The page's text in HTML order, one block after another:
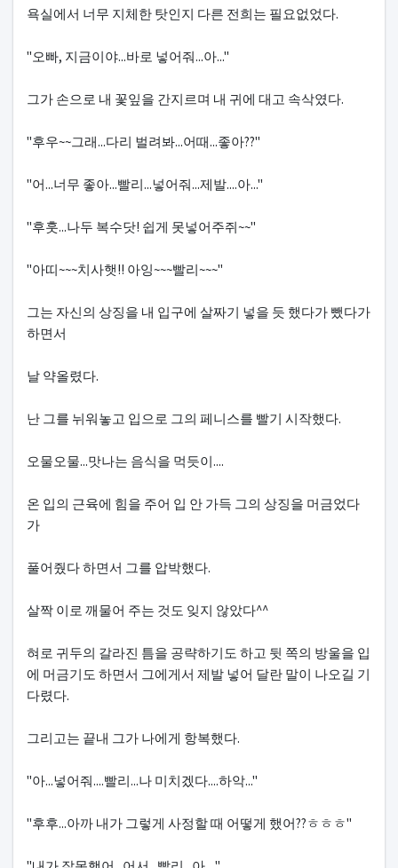
욕실에서 너무 지체한 탓인지 다른 전희는 필요없었다.
"오빠, 지금이야...바로 넣어줘...아..."
그가 손으로 내 꽃잎을 간지르며 내 귀에 대고 속삭였다.
"후우~~그래...다리 벌려봐...어때...좋아??"
"어...너무 좋아...빨리...넣어줘...제발....아..."
"후훗...나두 복수닷! 쉽게 못넣어주쥐~~"
"아띠~~~치사햇!! 아잉~~~빨리~~~"
그는 자신의 상징을 내 입구에 살짜기 넣을 듯 했다가 뺐다가
하면서
날 약올렸다.
난 그를 뉘워놓고 입으로 그의 페니스를 빨기 시작했다.
오물오물...맛나는 음식을 먹듯이....
온 입의 근육에 힘을 주어 입 안 가득 그의 상징을 머금었다
가
풀어줬다 하면서 그를 압박했다.
살짝 이로 깨물어 주는 것도 잊지 않았다^^
혀로 귀두의 갈라진 틈을 공략하기도 하고 뒷 쪽의 방울을 입
에 머금기도 하면서 그에게서 제발 넣어 달란 말이 나오길 기
다렸다.
그리고는 끝내 그가 나에게 항복했다.
"아...넣어줘....빨리...나 미치겠다....하악..."
"후후...아까 내가 그렇게 사정할 때 어떻게 했어??ㅎㅎㅎ"